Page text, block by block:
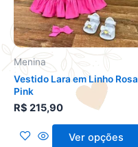
Menina
Vestido Lara em Linho Rosa
Pink
R$ 215,90
Ver opções
As
opções
podem
na
página
produto